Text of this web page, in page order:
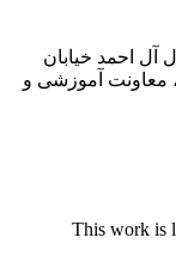
آل احمد خیابان
طبقه چهارم، معاونت آموزشی و
This work